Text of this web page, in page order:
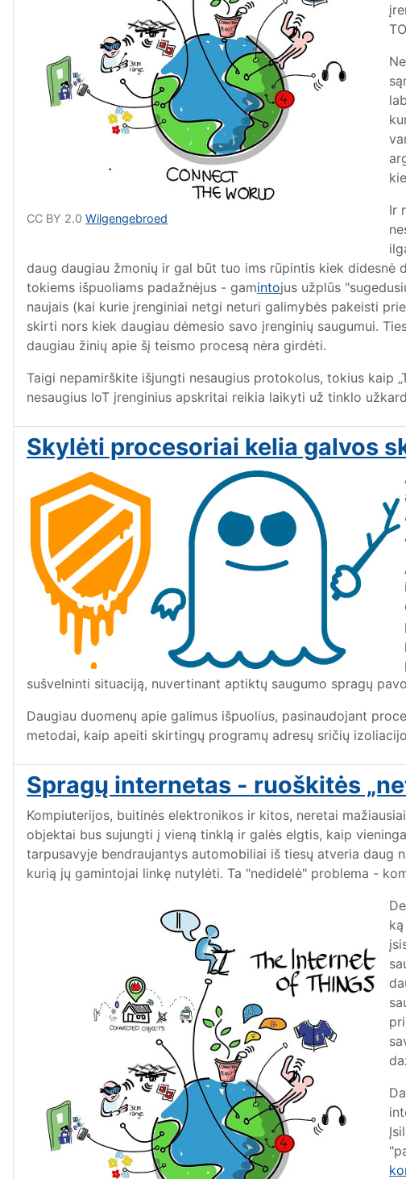
CC BY 2.0 Wilgengebroed
Ir
daug daugiau žmonių ir gal būt tuo ims rūpintis kiek
tokiems išpuoliams padažnėjus - gamintojus užplūs
naujais (kai kurie įrenginiai netgi neturi galimybės pakeisti
skirti nors kiek daugiau dėmesio savo įrenginių saugumui.
daugiau žinių apie šį teismo procesą nėra girdėti.
Taigi nepamirškite išjungti nesaugius protokolus, tokius kaip
nesaugius IoT įrenginius apskritai reikia laikyti už tinklo
Skylėti procesoriai kelia galvos
sušvelninti situaciją, nuvertinant aptiktų saugumo spragų
Daugiau duomenų apie galimus išpuolius, pasinaudojant
metodai, kaip apeiti skirtingų programų adresų sričių
Spragų internetas - ruoškitės
Kompiuterijos, buitinės elektronikos ir kitos, neretai
objektai bus sujungti į vieną tinklą ir galės elgtis, kaip
tarpusavyje bendraujantys automobiliai iš tiesų atveria daug
kurią jų gamintojai linkę nutylėti. Ta "nedidelė" problema -